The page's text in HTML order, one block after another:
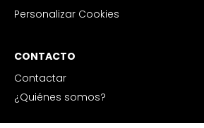
Personalizar Cookies
CONTACTO
Contactar
¿Quiénes somos?